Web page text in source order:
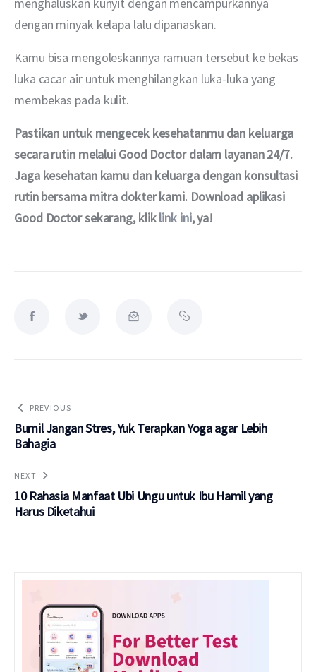
menghaluskan kunyit dengan mencampurkannya
dengan minyak kelapa lalu dipanaskan.
Kamu bisa mengoleskannya ramuan tersebut ke bekas
luka cacar air untuk menghilangkan luka-luka yang
membekas pada kulit.
Pastikan untuk mengecek kesehatanmu dan keluarga
secara rutin melalui Good Doctor dalam layanan 24/7.
Jaga kesehatan kamu dan keluarga dengan konsultasi
rutin bersama mitra dokter kami. Download aplikasi
Good Doctor sekarang, klik link ini, ya!
PREVIOUS
Bumil Jangan Stres, Yuk Terapkan Yoga agar Lebih
Bahagia
NEXT
10 Rahasia Manfaat Ubi Ungu untuk Ibu Hamil yang
Harus Diketahui